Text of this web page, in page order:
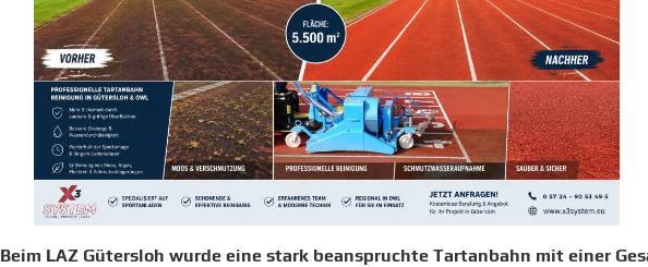
Beim LAZ Gütersloh wurde eine stark beanspruchte Tartanbahn mit einer